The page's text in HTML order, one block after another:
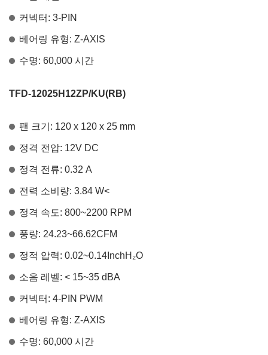
커넥터: 3-PIN
베어링 유형: Z-AXIS
수명: 60,000 시간
TFD-12025H12ZP/KU(RB)
팬 크기: 120 x 120 x 25 mm
정격 전압: 12V DC
정격 전류: 0.32 A
전력 소비량: 3.84 W<
정격 속도: 800~2200 RPM
풍량: 24.23~66.62CFM
정적 압력: 0.02~0.14InchH ₂O
소음 레벨: < 15~35 dBA
커넥터: 4-PIN PWM
베어링 유형: Z-AXIS
수명: 60,000 시간